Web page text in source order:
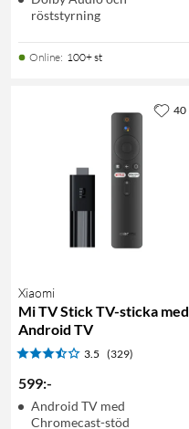
röststyrning
Online: 100+ st
Xiaomi
Mi TV Stick TV-sticka med
Android TV
3.5 (329)
599:-
Android TV med
Chromecast-stöd
40